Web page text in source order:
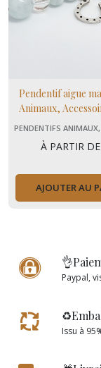
Pendentif aigue
Animaux,
Naturelles pour
PENDENTIFS
À PARTIR DE
AJOUTER AU
Paypal,
Issu à